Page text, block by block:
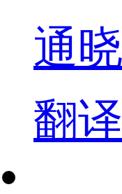
通
翻